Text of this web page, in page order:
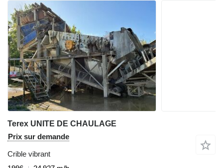
Terex UNITE DE CHAULAGE
Prix sur demande
Crible vibrant